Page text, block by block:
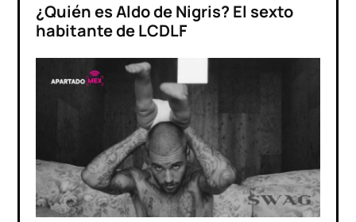
¿Quién es Aldo de Nigris? El sexto
habitante de LCDLF